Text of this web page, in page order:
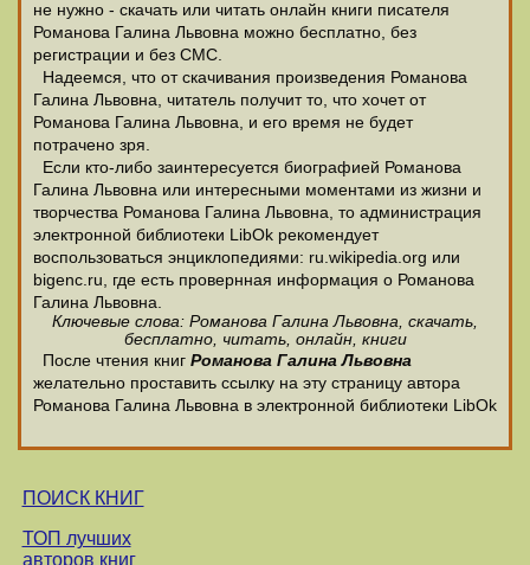
не нужно - скачать или читать онлайн книги писателя
Романова Галина Львовна можно бесплатно, без
регистрации и без СМС.
Надеемся, что от скачивания произведения Романова
Галина Львовна, читатель получит то, что хочет от
Романова Галина Львовна, и его время не будет
потрачено зря.
Если кто-либо заинтересуется биографией Романова
Галина Львовна или интересными моментами из жизни и
творчества Романова Галина Львовна, то администрация
электронной библиотеки LibOk рекомендует
воспользоваться энциклопедиями: ru.wikipedia.org или
bigenc.ru, где есть провернная информация о Романова
Галина Львовна.
Ключевые слова: Романова Галина Львовна, скачать,
бесплатно, читать, онлайн, книги
После чтения книг Романова Галина Львовна
желательно проставить ссылку на эту страницу автора
Романова Галина Львовна в электронной библиотеки LibOk
ПОИСК КНИГ
ТОП лучших
авторов книг